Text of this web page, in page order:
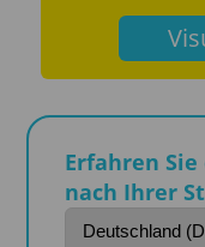
Erfahren
nach Ihrer